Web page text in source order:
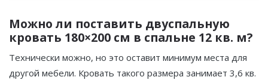
Можно ли поставить двуспальную
кровать 180×200 см в спальне 12 кв. м?
Технически можно, но это оставит минимум места для
другой мебели. Кровать такого размера занимает 3,6 кв.